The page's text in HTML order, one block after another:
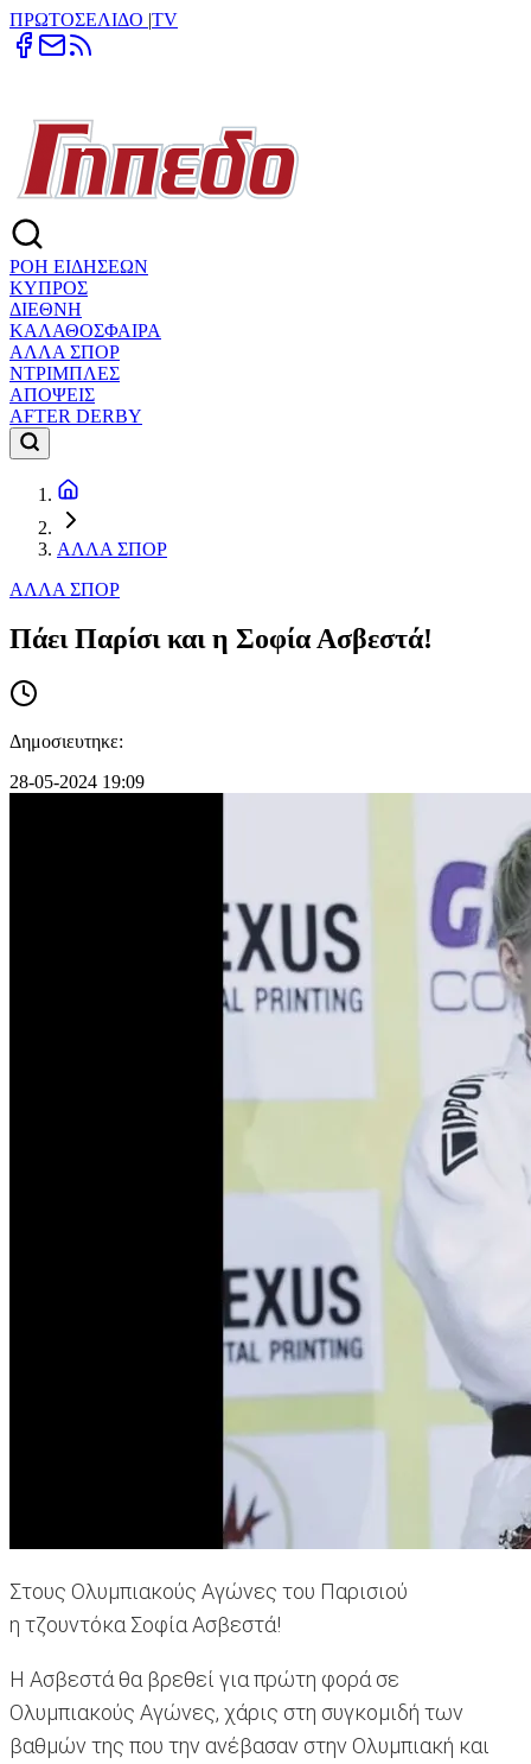
ΠΡΩΤΟΣΕΛΙΔΟ |TV
ΡΟΗ ΕΙΔΗΣΕΩΝ
ΚΥΠΡΟΣ
ΔΙΕΘΝΗ
ΚΑΛΑΘΟΣΦΑΙΡΑ
ΑΛΛΑ ΣΠΟΡ
ΝΤΡΙΜΠΛΕΣ
ΑΠΟΨΕΙΣ
AFTER DERBY
ΑΛΛΑ ΣΠΟΡ
ΑΛΛΑ ΣΠΟΡ
Πάει Παρίσι και η Σοφία Ασβεστά!
Δημοσιευτηκε:
28-05-2024 19:09
Στους Ολυμπιακούς Αγώνες του Παρισιού
η τζουντόκα Σοφία Ασβεστά!
Η Ασβεστά θα βρεθεί για πρώτη φορά σε
Ολυμπιακούς Αγώνες, χάρις στη συγκομιδή των
βαθμών της που την ανέβασαν στην Ολυμπιακή και